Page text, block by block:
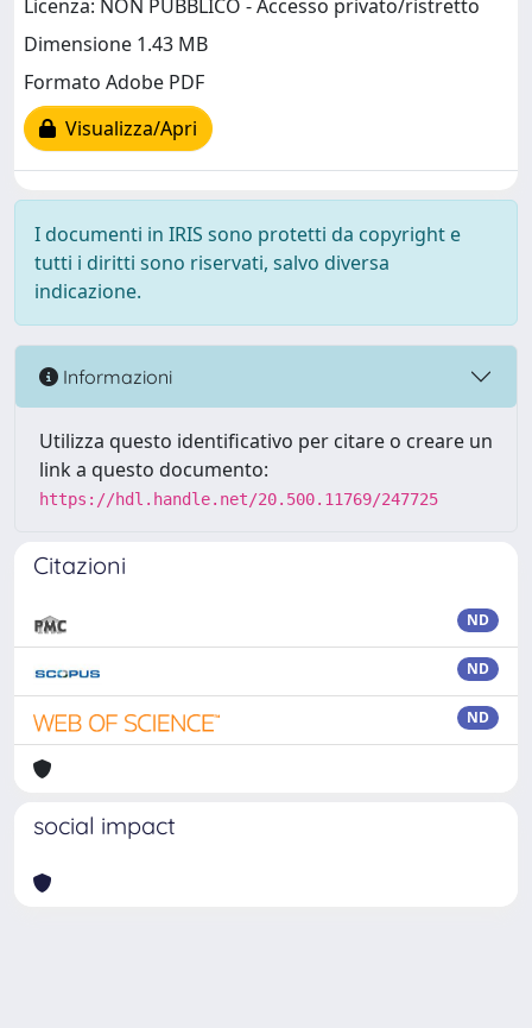
Licenza: NON PUBBLICO - Accesso privato/ristretto
Dimensione 1.43 MB
Formato Adobe PDF
Visualizza/Apri
I documenti in IRIS sono protetti da copyright e
tutti i diritti sono riservati, salvo diversa
indicazione.
Informazioni
Utilizza questo identificativo per citare o creare un
link a questo documento:
https://hdl.handle.net/20.500.11769/247725
Citazioni
ND
ND
ND
social impact